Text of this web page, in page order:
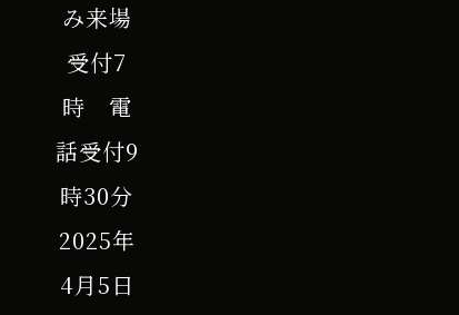
み来場
受付7
時 電
話受付9
時30分
2025年
4月5日